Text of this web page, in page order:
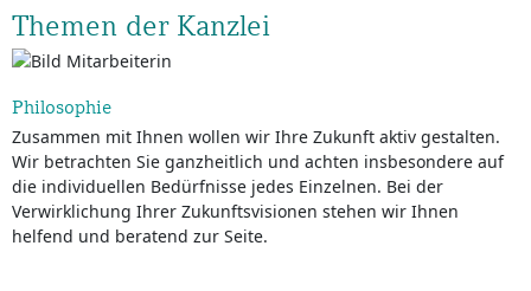
Themen der Kanzlei
Philosophie
Zusammen mit Ihnen wollen wir Ihre Zukunft aktiv gestalten.
Wir betrachten Sie ganzheitlich und achten insbesondere auf
die individuellen Bedürfnisse jedes Einzelnen. Bei der
Verwirklichung Ihrer Zukunftsvisionen stehen wir Ihnen
helfend und beratend zur Seite.